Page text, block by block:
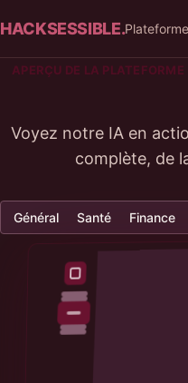
HACKSESSIBLE.Plateforme
APERÇU DE LA PLATEFORME
Voyez notre IA en
complète, de
Général Santé Finance